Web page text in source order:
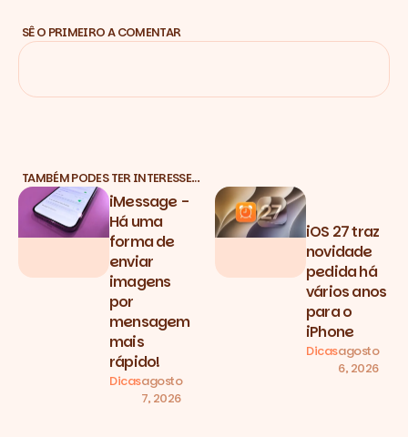
SÊ O PRIMEIRO A COMENTAR
TAMBÉM PODES TER INTERESSE…
iMessage -
Há uma
forma de
enviar
imagens
por
mensagem
mais
rápido!
Dicasagosto
7, 2026
iOS 27 traz
novidade
pedida há
vários anos
para o
iPhone
Dicasagosto
6, 2026